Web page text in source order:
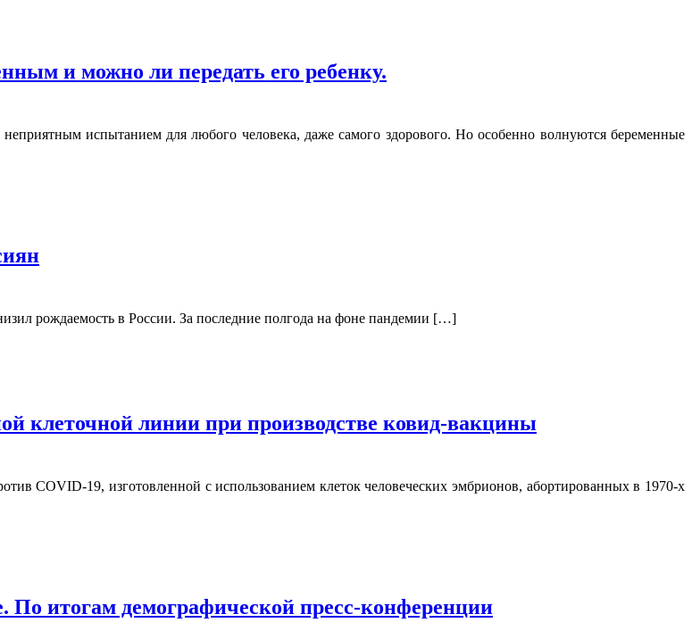
и можно ли передать его ребенку.
испытанием для любого человека, даже самого здорового. Но особенно волнуются беременные
рождаемость в России. За последние полгода на фоне пандемии […]
клеточной линии при производстве ковид-вакцины
COVID-19, изготовленной с использованием клеток человеческих эмбрионов, абортированных в 1970-х
По итогам демографической пресс-конференции